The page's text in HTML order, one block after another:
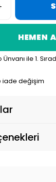
HEMEN
Ünvanı ile 1.
iade değişim